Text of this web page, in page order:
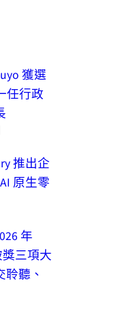
獲選
任行政
推出企
原生零
年
獎三項大
聽、